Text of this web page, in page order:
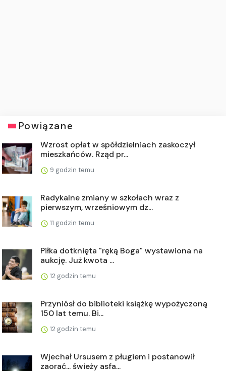
Powiązane
Wzrost opłat w spółdzielniach zaskoczył
mieszkańców. Rząd pr...
9 godzin temu
Radykalne zmiany w szkołach wraz z
pierwszym, wrześniowym dz...
11 godzin temu
Piłka dotknięta "ręką Boga" wystawiona na
aukcję. Już kwota ...
12 godzin temu
Przyniósł do biblioteki książkę wypożyczoną
150 lat temu. Bi...
12 godzin temu
Wjechał Ursusem z pługiem i postanowił
zaorać... świeży asfa...